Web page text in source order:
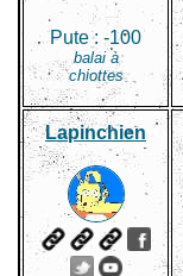
Pute : -100
balai à
chiottes
Lapinchien